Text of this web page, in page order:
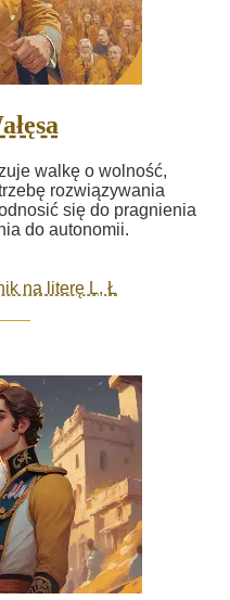
walkę o wolność,
rozwiązywania
się do pragnienia
do autonomii.
na literę L, Ł